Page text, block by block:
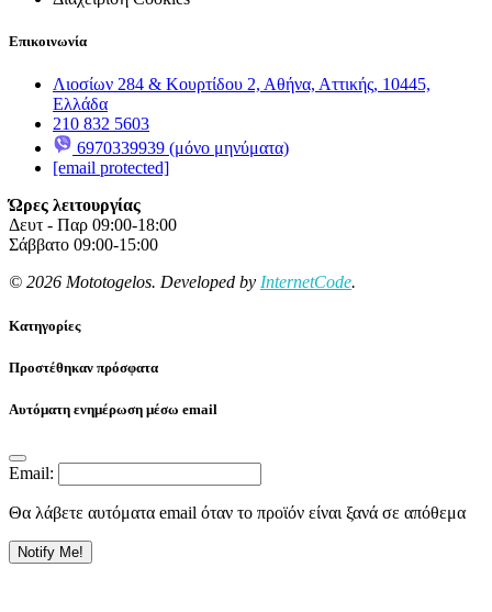
Επικοινωνία
Λιοσίων 284 & Κουρτίδου 2, Αθήνα, Αττικής, 10445,
Ελλάδα
210 832 5603
6970339939 (μόνο μηνύματα)
[email protected]
Ώρες λειτουργίας
Δευτ - Παρ 09:00-18:00
Σάββατο 09:00-15:00
© 2026 Mototogelos. Developed by InternetCode.
Κατηγορίες
Προστέθηκαν πρόσφατα
Αυτόματη ενημέρωση μέσω email
Email:
Θα λάβετε αυτόματα email όταν το προϊόν είναι ξανά σε απόθεμα
Notify Me!